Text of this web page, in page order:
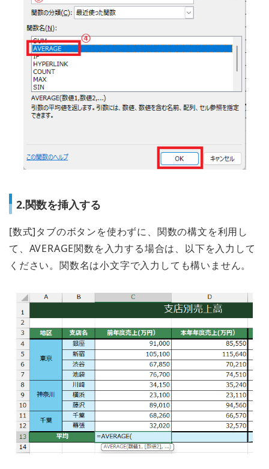
2.関数を挿入する
[数式]タブのボタンを使わずに、関数の構文を利用し
て、AVERAGE関数を入力する場合は、以下を入力して
ください。関数名は小文字で入力しても構いません。